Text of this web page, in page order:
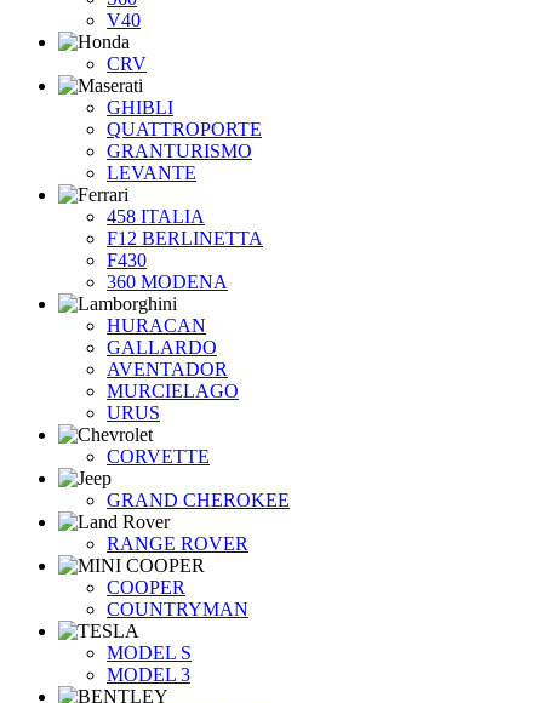
V40
CRV
GHIBLI
QUATTROPORTE
GRANTURISMO
LEVANTE
458 ITALIA
F12 BERLINETTA
F430
360 MODENA
HURACAN
GALLARDO
AVENTADOR
MURCIELAGO
URUS
CORVETTE
GRAND CHEROKEE
RANGE ROVER
COOPER
COUNTRYMAN
MODEL S
MODEL 3